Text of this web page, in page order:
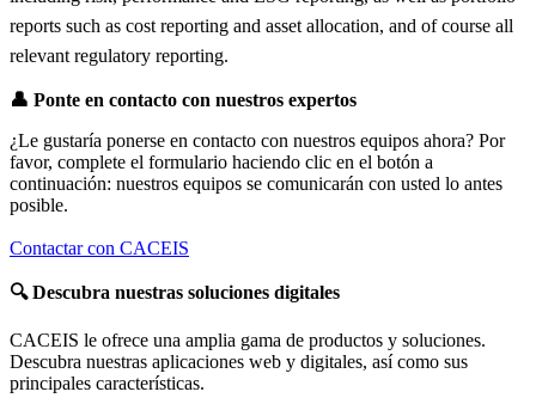
reports such as cost reporting and asset allocation, and of course all
relevant regulatory reporting.
👤 Ponte en contacto con nuestros expertos
¿Le gustaría ponerse en contacto con nuestros equipos ahora? Por
favor, complete el formulario haciendo clic en el botón a
continuación: nuestros equipos se comunicarán con usted lo antes
posible.
Contactar con CACEIS
🔍Descubra nuestras soluciones digitales
CACEIS le ofrece una amplia gama de productos y soluciones.
Descubra nuestras aplicaciones web y digitales, así como sus
principales características.